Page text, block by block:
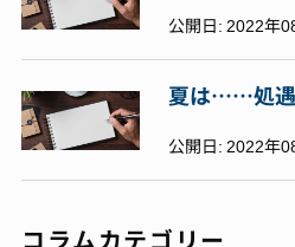
公開日: 2022年
夏は……処遇
公開日: 2022年
コラムカテゴリー